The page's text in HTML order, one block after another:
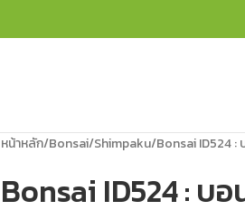
หน้าหลัก Bonsai Shimpaku Bonsai ID524 :
Bonsai ID524 : บ